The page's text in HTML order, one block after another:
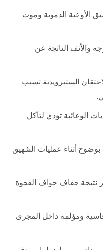
الأوعية الدموية وموت
والأنف الناتجة عن
الستيرويدية تسبب
الوعائية تؤدي لتآكل
أثناء عمليات الشهيق
جفاف حواف الفجوة
ومؤلمة داخل المجرى